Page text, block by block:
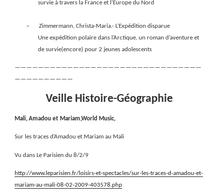
survie à travers la France et l’Europe du Nord
–
Zimmermann, Christa-Maria.- L’Expédition disparue
Une expédition polaire dans l’Arctique, un roman d’aventure et
de survie(encore) pour 2 jeunes adolescents
————————————————————————————————
——————————
Veille Histoire-Géographie
Mali, Amadou et Mariam,World Music,
Sur les traces d’Amadou et Mariam au Mali
Vu dans Le Parisien du 8/2/9
http://www.leparisien.fr/loisirs-et-spectacles/sur-les-traces-d-amadou-et-
mariam-au-mali-08-02-2009-403578.php